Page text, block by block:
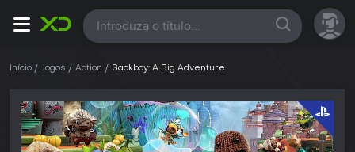
Todas
Início Jogos Action Sackboy: A Big Adventure